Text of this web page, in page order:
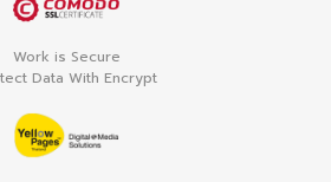
Work is Secure
Data With Encrypt